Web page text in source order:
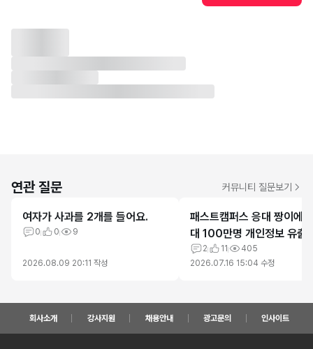
연관 질문 커뮤니티 질문보기
여자가 사과를 2개를 들어요.
0 0 9
2026.08.09 20:11 작성
패스트캠퍼스 응대 짱이에
대 100만명 개인정보 유출
최고
2 11
405
2026.07.16 15:04 수정
회사소개 강사지원 채용안내 광고문의 인사이트